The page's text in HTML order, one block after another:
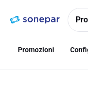
navigazionealla
Promozioni